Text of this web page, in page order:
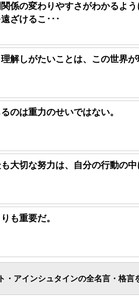
係の変わりやすさがわかるよ
ざけるこ･･･
解しがたいことは、この世界が
のは重力のせいではない。
大切な努力は、自分の行動の
も重要だ。
・アインシュタインの全名言・格言